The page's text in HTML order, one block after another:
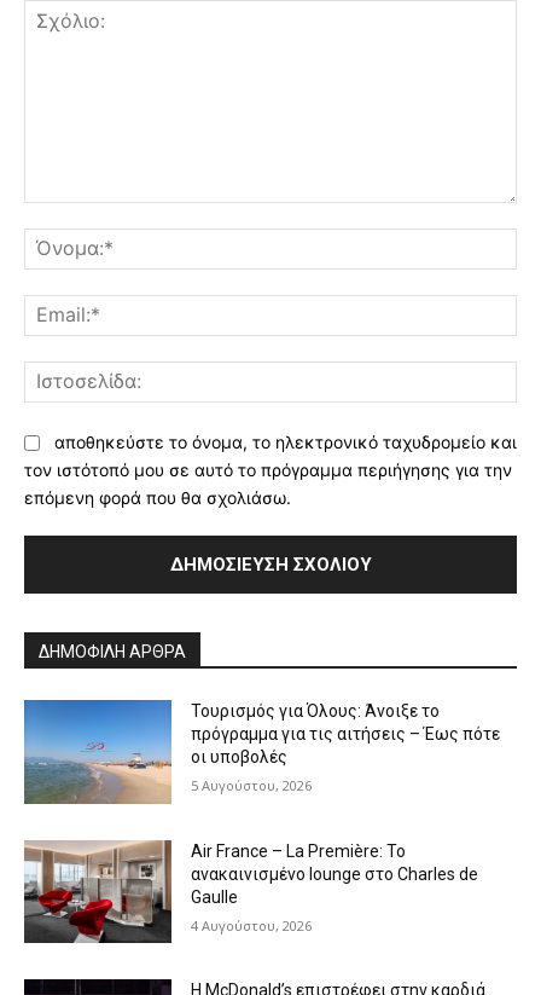
αποθηκεύστε το όνομα, το ηλεκτρονικό ταχυδρομείο και
τον ιστότοπό μου σε αυτό το πρόγραμμα περιήγησης για την
επόμενη φορά που θα σχολιάσω.
ΔΗΜΟΦΙΛΗ ΑΡΘΡΑ
Τουρισμός για Όλους: Άνοιξε το
πρόγραμμα για τις αιτήσεις – Έως πότε
οι υποβολές
5 Αυγούστου, 2026
Air France – La Première: Το
ανακαινισμένο lounge στο Charles de
Gaulle
4 Αυγούστου, 2026
Η McDonald’s επιστρέφει στην καρδιά